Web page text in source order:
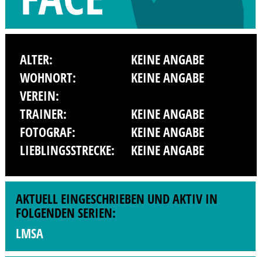
ALTER:
KEINE ANGABE
WOHNORT:
KEINE ANGABE
VEREIN:
TRAINER:
KEINE ANGABE
FOTOGRAF:
KEINE ANGABE
LIEBLINGSSTRECKE:
KEINE ANGABE
AKTUELL EINGESCHRIEBEN UND AKTIV IN
FOLGENDEN SERIEN:
LMSA